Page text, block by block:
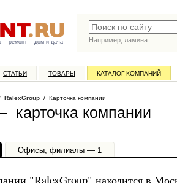
ремонт дом и дача Например, ламинат
СТАТЬИ ТОВАРЫ КАТАЛОГ КОМПАНИЙ
RalexGroup / Карточка компании
карточка компании
Офисы, филиалы — 1
"RalexGroup" находится в